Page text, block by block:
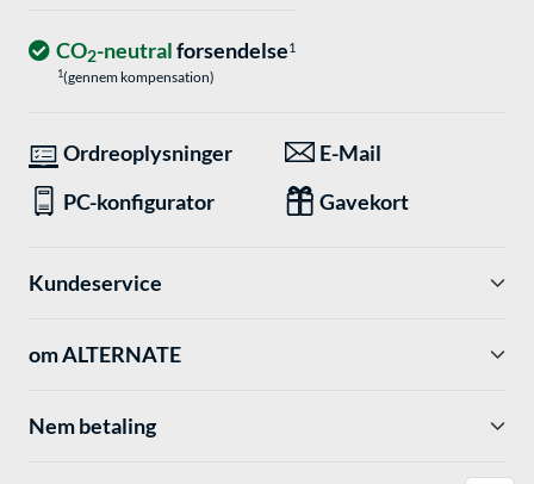
CO2-neutralforsendelse1
1(gennem kompensation)
Ordreoplysninger
E-Mail
PC-konfigurator
Gavekort
Kundeservice
om ALTERNATE
Nem betaling